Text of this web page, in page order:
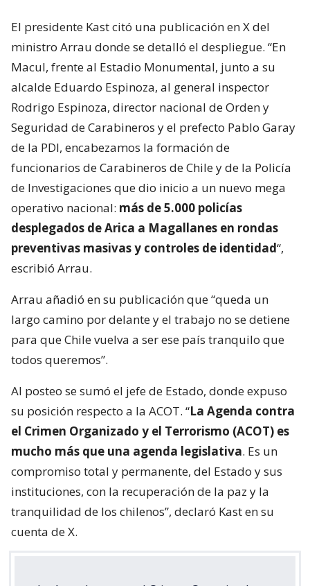
El presidente Kast citó una publicación en X del
ministro Arrau donde se detalló el despliegue. “En
Macul, frente al Estadio Monumental, junto a su
alcalde Eduardo Espinoza, al general inspector
Rodrigo Espinoza, director nacional de Orden y
Seguridad de Carabineros y el prefecto Pablo Garay
de la PDI, encabezamos la formación de
funcionarios de Carabineros de Chile y de la Policía
de Investigaciones que dio inicio a un nuevo mega
operativo nacional: más de 5.000 policías
desplegados de Arica a Magallanes en rondas
preventivas masivas y controles de identidad“,
escribió Arrau.
Arrau añadió en su publicación que “queda un
largo camino por delante y el trabajo no se detiene
para que Chile vuelva a ser ese país tranquilo que
todos queremos”.
Al posteo se sumó el jefe de Estado, donde expuso
su posición respecto a la ACOT. “La Agenda contra
el Crimen Organizado y el Terrorismo (ACOT) es
mucho más que una agenda legislativa. Es un
compromiso total y permanente, del Estado y sus
instituciones, con la recuperación de la paz y la
tranquilidad de los chilenos”, declaró Kast en su
cuenta de X.